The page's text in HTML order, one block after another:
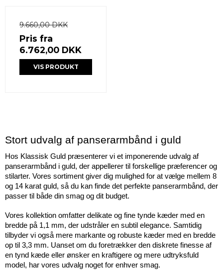
9.660,00 DKK
Pris fra
6.762,00 DKK
VIS PRODUKT
Stort udvalg af panserarmbånd i guld
Hos Klassisk Guld præsenterer vi et imponerende udvalg af
panserarmbånd i guld, der appellerer til forskellige præferencer og
stilarter. Vores sortiment giver dig mulighed for at vælge mellem 8
og 14 karat guld, så du kan finde det perfekte panserarmbånd, der
passer til både din smag og dit budget.
Vores kollektion omfatter delikate og fine tynde kæder med en
bredde på 1,1 mm, der udstråler en subtil elegance. Samtidig
tilbyder vi også mere markante og robuste kæder med en bredde
op til 3,3 mm. Uanset om du foretrækker den diskrete finesse af
en tynd kæde eller ønsker en kraftigere og mere udtryksfuld
model, har vores udvalg noget for enhver smag.